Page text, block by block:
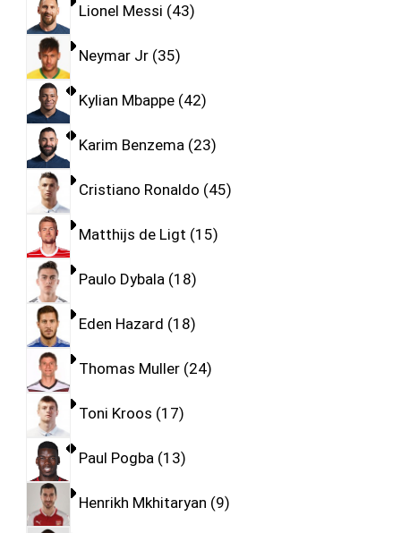
Lionel Messi 43
Neymar Jr 35
Kylian Mbappe 42
Karim Benzema 23
Cristiano Ronaldo 45
Matthijs de Ligt 15
Paulo Dybala 18
Eden Hazard 18
Thomas Muller 24
Toni Kroos 17
Paul Pogba 13
Henrikh Mkhitaryan 9